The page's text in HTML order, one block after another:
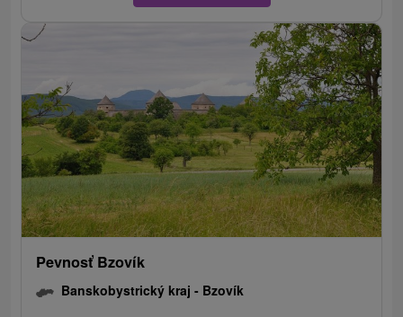
Pevnosť Bzovík
Banskobystrický kraj - Bzovík